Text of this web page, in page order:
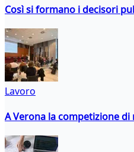
Così si formano i decisori
Lavoro
A Verona la competizione di